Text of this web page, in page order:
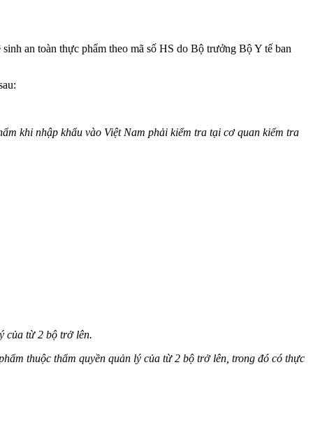
an toàn thực phẩm theo mã số HS do Bộ trưởng Bộ Y tế ban
khi nhập khẩu vào Việt Nam phải kiểm tra tại cơ quan kiểm tra
của từ 2 bộ trở lên.
thuộc thẩm quyền quản lý của từ 2 bộ trở lên, trong đó có thực